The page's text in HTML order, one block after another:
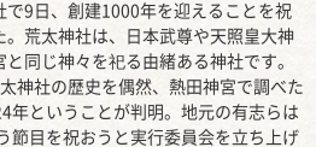
で9日、創建1000年を迎えることを祝
。荒太神社は、日本武尊や天照皇大神
同じ神々を祀る由緒ある神社です。
神社の歴史を偶然、熱田神宮で調べた
年ということが判明。地元の有志らは
節目を祝おうと実行委員会を立ち上げ